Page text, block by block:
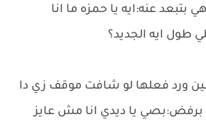
بتبعد عنه:ايه يا حمزه ما انا
طول ايه الجديد؟
ورد فعلها لو شافت موقف زي دا
يا ديدي انا مش عايز